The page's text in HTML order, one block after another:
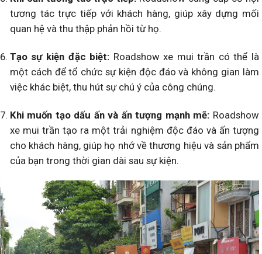
tương tác trực tiếp với khách hàng, giúp xây dựng mối
quan hệ và thu thập phản hồi từ họ.
Tạo sự kiện đặc biệt: Roadshow xe mui trần có thể là
một cách để tổ chức sự kiện độc đáo và không gian làm
việc khác biệt, thu hút sự chú ý của công chúng.
Khi muốn tạo dấu ấn và ấn tượng mạnh mẽ: Roadshow
xe mui trần tạo ra một trải nghiệm độc đáo và ấn tượng
cho khách hàng, giúp họ nhớ về thương hiệu và sản phẩm
của bạn trong thời gian dài sau sự kiện.